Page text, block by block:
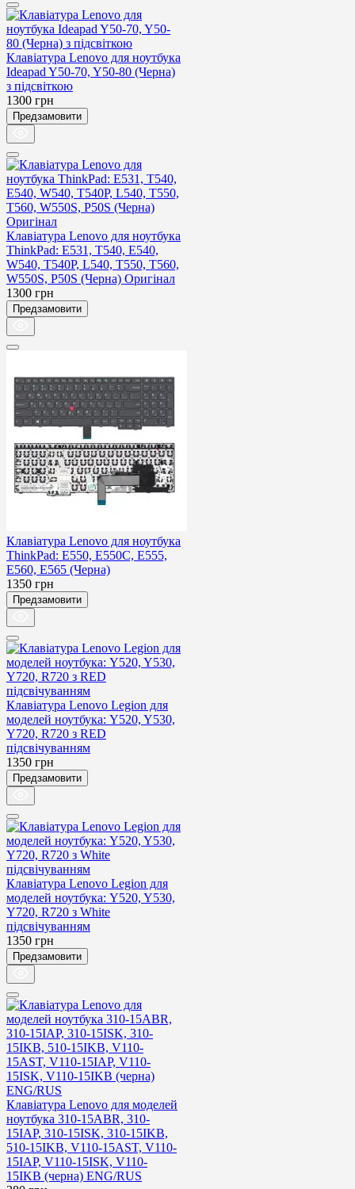
Клавіатура Lenovo для ноутбука
Ideapad Y50-70, Y50-80 (Черна)
з підсвіткою
1300 грн
Предзамовити
Клавіатура Lenovo для ноутбука
ThinkPad: E531, T540, E540,
W540, T540P, L540, T550, T560,
W550S, P50S (Черна) Оригінал
1300 грн
Предзамовити
Клавіатура Lenovo для ноутбука
ThinkPad: E550, E550C, E555,
E560, E565 (Черна)
1350 грн
Предзамовити
Клавіатура Lenovo Legion для
моделей ноутбука: Y520, Y530,
Y720, R720 з RED
підсвічуванням
1350 грн
Предзамовити
Клавіатура Lenovo Legion для
моделей ноутбука: Y520, Y530,
Y720, R720 з White
підсвічуванням
1350 грн
Предзамовити
Клавіатура Lenovo для моделей
ноутбука 310-15ABR, 310-
15IAP, 310-15ISK, 310-15IKB,
510-15IKB, V110-15AST, V110-
15IAP, V110-15ISK, V110-
15IKB (черна) ENG/RUS